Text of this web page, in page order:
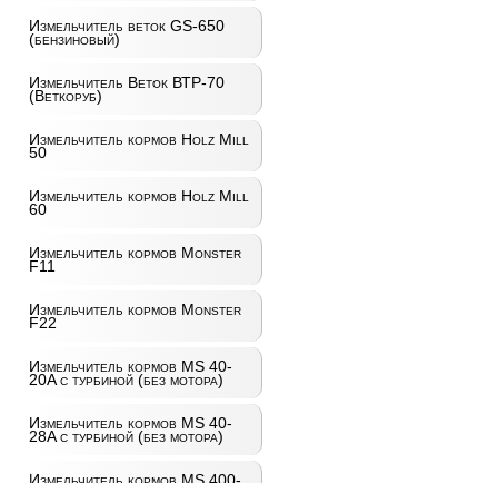
Измельчитель веток GS-650
(бензиновый)
Измельчитель Веток ВТР-70
(Веткоруб)
Измельчитель кормов Holz Mill
50
Измельчитель кормов Holz Mill
60
Измельчитель кормов Monster
F11
Измельчитель кормов Monster
F22
Измельчитель кормов MS 40-
20A с турбиной (без мотора)
Измельчитель кормов MS 40-
28A с турбиной (без мотора)